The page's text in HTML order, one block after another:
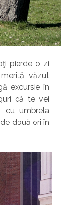
pierde o zi
văzut
excursie în
că te vei
cu umbrela
două ori în